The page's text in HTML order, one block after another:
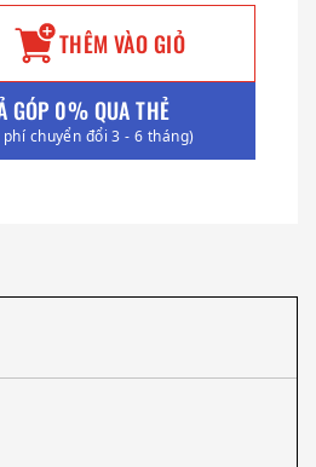
THÊM VÀO GIỎ
GÓP 0% QUA THẺ
phí chuyển đổi 3 - 6 tháng)